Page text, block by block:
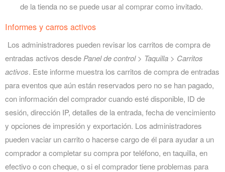
de la tienda no se puede usar al comprar como invitado.
Informes y carros activos
Los administradores pueden revisar los carritos de compra de
entradas activos desde Panel de control > Taquilla > Carritos
activos. Este informe muestra los carritos de compra de entradas
para eventos que aún están reservados pero no se han pagado,
con información del comprador cuando esté disponible, ID de
sesión, dirección IP, detalles de la entrada, fecha de vencimiento
y opciones de impresión y exportación. Los administradores
pueden vaciar un carrito o hacerse cargo de él para ayudar a un
comprador a completar su compra por teléfono, en taquilla, en
efectivo o con cheque, o si el comprador tiene problemas para